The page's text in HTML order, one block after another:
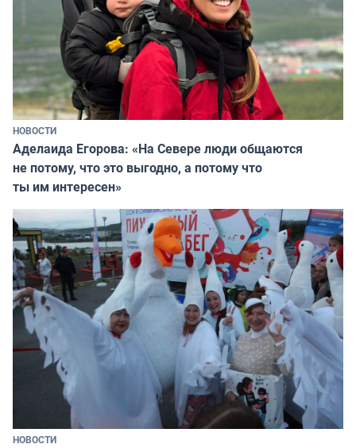
НОВОСТИ
Аделаида Егорова: «На Севере люди общаются
не потому, что это выгодно, а потому что
ты им интересен»
НОВОСТИ